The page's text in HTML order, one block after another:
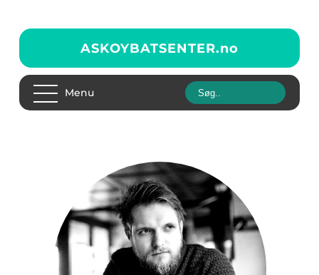
ASKOYBATSENTER.no
Menu